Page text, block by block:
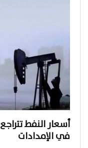
أسعار النفط
في الإمدادات